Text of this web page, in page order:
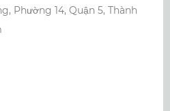
Phường 14, Quận 5, Thành